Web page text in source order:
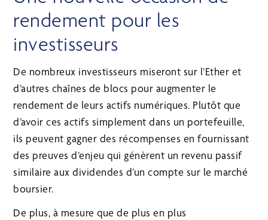
rendement pour les
investisseurs
De nombreux investisseurs miseront sur l’Ether et
d’autres chaînes de blocs pour augmenter le
rendement de leurs actifs numériques. Plutôt que
d’avoir ces actifs simplement dans un portefeuille,
ils peuvent gagner des récompenses en fournissant
des preuves d’enjeu qui génèrent un revenu passif
similaire aux dividendes d’un compte sur le marché
boursier.
De plus, à mesure que de plus en plus